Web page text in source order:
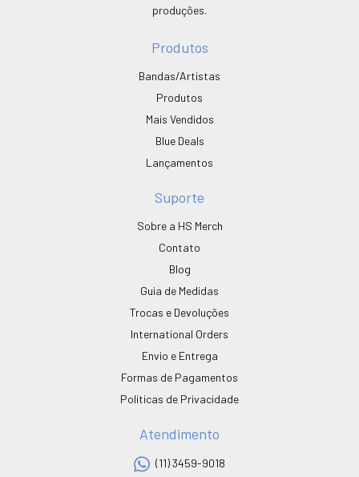
produções.
Produtos
Bandas/Artistas
Produtos
Mais Vendidos
Blue Deals
Lançamentos
Suporte
Sobre a HS Merch
Contato
Blog
Guia de Medidas
Trocas e Devoluções
International Orders
Envio e Entrega
Formas de Pagamentos
Políticas de Privacidade
Atendimento
(11) 3459-9018